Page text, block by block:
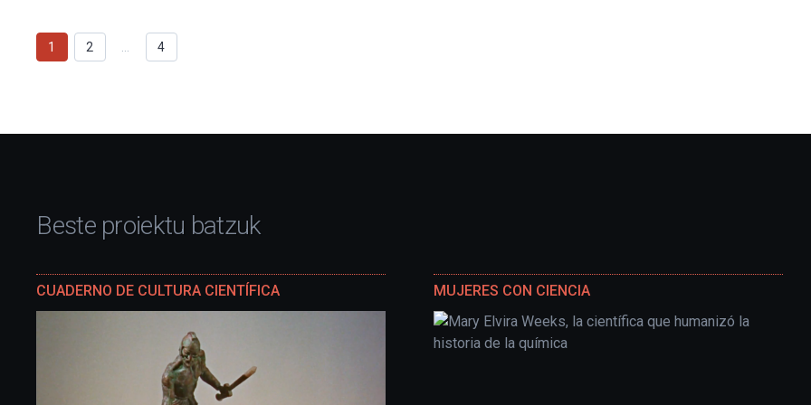
1 2 4
Beste proiektu batzuk
CUADERNO DE CULTURA CIENTÍFICA MUJERES CON CIENCIA